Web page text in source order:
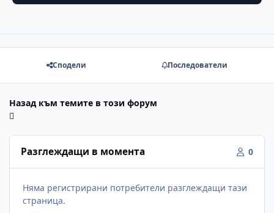
Сподели Последователи
Назад към темите в този форум
Разглеждащи в момента 0
Няма регистрирани потребители разглеждащи тази
страница.